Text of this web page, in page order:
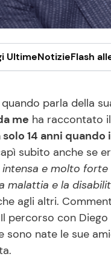
UltimeNotizieFlash
parla della
me ha raccontato
solo 14 anni
subito anche se
intensa e molto
malattia e la
agli altri.
percorso con Diego
sono nate le sue